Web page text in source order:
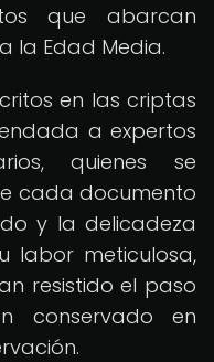
que abarcan
la Edad Media.
en las criptas
a expertos
quienes se
cada documento
y la delicadeza
labor meticulosa,
resistido el paso
conservado en